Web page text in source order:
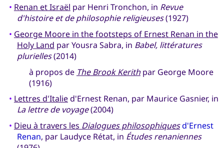
• Renan et Israël par Henri Tronchon, in Revue
d'histoire et de philosophie religieuses(1927)
• George Moore in the footsteps of Ernest Renan in the
Holy Land par Yousra Sabra, in Babel, littératures
plurielles(2014)
à propos de The Brook Kerithpar George Moore
(1916)
• Lettres d'Italied'Ernest Renan, par Maurice Gasnier, in
La lettre de voyage(2004)
• Dieu à travers les Dialogues philosophiquesd'Ernest
Renan, par Laudyce Rétat, in Études renaniennes